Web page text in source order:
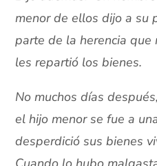
menor de ellos dijo a su
parte de la herencia que
les repartió los bienes.
No muchos días
el hijo menor se fue a
desperdició sus bienes